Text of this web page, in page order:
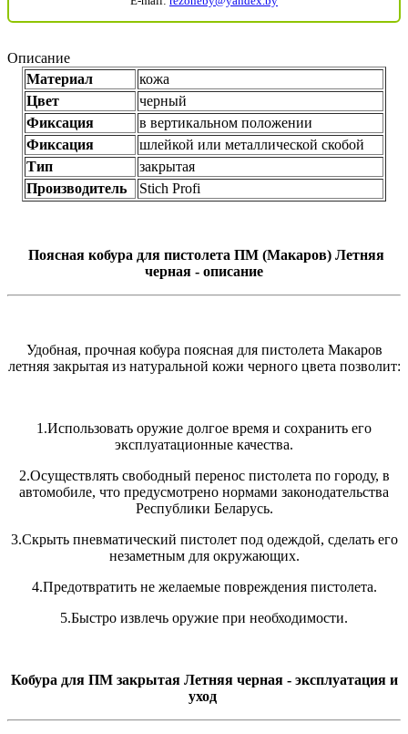
Описание
Материал
кожа
Цвет
черный
Фиксация
в вертикальном положении
Фиксация
шлейкой или металлической скобой
Тип
закрытая
Производитель
Stich Profi
Поясная кобура для пистолета ПМ (Макаров) Летняя
черная - описание
Удобная, прочная кобура поясная для пистолета Макаров
летняя закрытая из натуральной кожи черного цвета позволит:
1.Использовать оружие долгое время и сохранить его
эксплуатационные качества.
2.Осуществлять свободный перенос пистолета по городу, в
автомобиле, что предусмотрено нормами законодательства
Республики Беларусь.
3.Скрыть пневматический пистолет под одеждой, сделать его
незаметным для окружающих.
4.Предотвратить не желаемые повреждения пистолета.
5.Быстро извлечь оружие при необходимости.
Кобура для ПМ закрытая Летняя черная - эксплуатация и
уход